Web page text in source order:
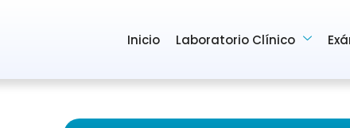
Inicio Laboratorio Clínico